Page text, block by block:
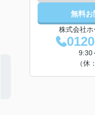
無料お
株式会社
9:30
（休